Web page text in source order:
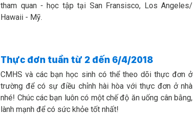
tham quan - học tập tại San Fransisco, Los Angeles/
Hawaii - Mỹ.
Thực đơn tuần từ 2 đến 6/4/2018
CMHS và các bạn học sinh có thể theo dõi thực đơn ở
trường để có sự điều chỉnh hài hòa với thực đơn ở nhà
nhé! Chúc các bạn luôn có một chế độ ăn uống cân bằng,
lành mạnh để có sức khỏe tốt nhất!